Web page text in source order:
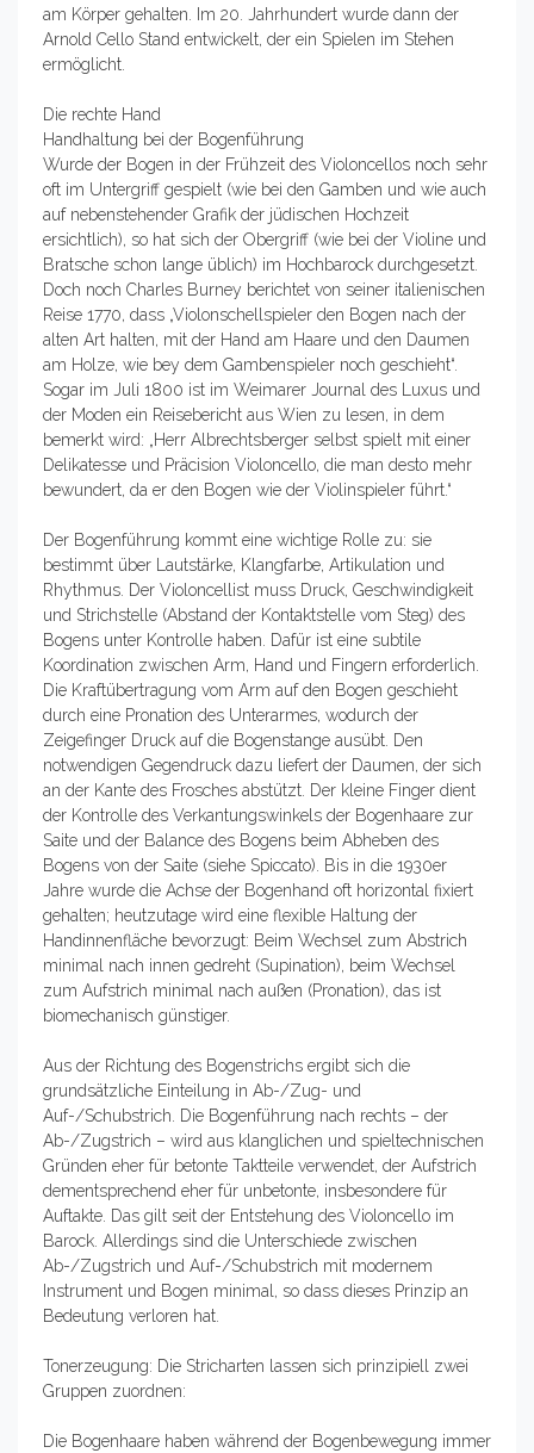
am Körper gehalten. Im 20. Jahrhundert wurde dann der
Arnold Cello Stand entwickelt, der ein Spielen im Stehen
ermöglicht.
Die rechte Hand
Handhaltung bei der Bogenführung
Wurde der Bogen in der Frühzeit des Violoncellos noch sehr
oft im Untergriff gespielt (wie bei den Gamben und wie auch
auf nebenstehender Grafik der jüdischen Hochzeit
ersichtlich), so hat sich der Obergriff (wie bei der Violine und
Bratsche schon lange üblich) im Hochbarock durchgesetzt.
Doch noch Charles Burney berichtet von seiner italienischen
Reise 1770, dass „Violonschellspieler den Bogen nach der
alten Art halten, mit der Hand am Haare und den Daumen
am Holze, wie bey dem Gambenspieler noch geschieht“.
Sogar im Juli 1800 ist im Weimarer Journal des Luxus und
der Moden ein Reisebericht aus Wien zu lesen, in dem
bemerkt wird: „Herr Albrechtsberger selbst spielt mit einer
Delikatesse und Präcision Violoncello, die man desto mehr
bewundert, da er den Bogen wie der Violinspieler führt.“
Der Bogenführung kommt eine wichtige Rolle zu: sie
bestimmt über Lautstärke, Klangfarbe, Artikulation und
Rhythmus. Der Violoncellist muss Druck, Geschwindigkeit
und Strichstelle (Abstand der Kontaktstelle vom Steg) des
Bogens unter Kontrolle haben. Dafür ist eine subtile
Koordination zwischen Arm, Hand und Fingern erforderlich.
Die Kraftübertragung vom Arm auf den Bogen geschieht
durch eine Pronation des Unterarmes, wodurch der
Zeigefinger Druck auf die Bogenstange ausübt. Den
notwendigen Gegendruck dazu liefert der Daumen, der sich
an der Kante des Frosches abstützt. Der kleine Finger dient
der Kontrolle des Verkantungswinkels der Bogenhaare zur
Saite und der Balance des Bogens beim Abheben des
Bogens von der Saite (siehe Spiccato). Bis in die 1930er
Jahre wurde die Achse der Bogenhand oft horizontal fixiert
gehalten; heutzutage wird eine flexible Haltung der
Handinnenfläche bevorzugt: Beim Wechsel zum Abstrich
minimal nach innen gedreht (Supination), beim Wechsel
zum Aufstrich minimal nach außen (Pronation), das ist
biomechanisch günstiger.
Aus der Richtung des Bogenstrichs ergibt sich die
grundsätzliche Einteilung in Ab-/Zug- und
Auf-/Schubstrich. Die Bogenführung nach rechts – der
Ab-/Zugstrich – wird aus klanglichen und spieltechnischen
Gründen eher für betonte Taktteile verwendet, der Aufstrich
dementsprechend eher für unbetonte, insbesondere für
Auftakte. Das gilt seit der Entstehung des Violoncello im
Barock. Allerdings sind die Unterschiede zwischen
Ab-/Zugstrich und Auf-/Schubstrich mit modernem
Instrument und Bogen minimal, so dass dieses Prinzip an
Bedeutung verloren hat.
Tonerzeugung: Die Stricharten lassen sich prinzipiell zwei
Gruppen zuordnen:
Die Bogenhaare haben während der Bogenbewegung immer